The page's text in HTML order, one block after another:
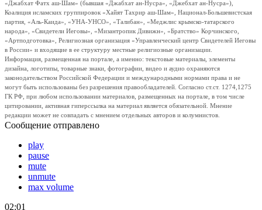
«Джабхат Фатх аш-Шам» (бывшая «Джабхат ан-Нусра», «Джебхат ан-Нусра»),
Коалиция исламских группировок «Хайят Тахрир аш-Шам», Национал-Большевистская
партия, «Аль-Каида», «УНА-УНСО», «Талибан», «Меджлис крымско-татарского
народа», «Свидетели Иеговы», «Мизантропик Дивижн», «Братство» Корчинского,
«Артподготовка», Религиозная организация «Управленческий центр Свидетелей Иеговы
в России» и входящие в ее структуру местные религиозные организации.
Информация, размещенная на портале, а именно: текстовые материалы, элементы
дизайна, логотипы, товарные знаки, фотографии, видео и аудио охраняются
законодательством Российской Федерации и международными нормами права и не
могут быть использованы без разрешения правообладателей. Согласно ст.ст. 1274,1275
ГК РФ, при любом использовании материалов, размещенных на портале, в том числе
цитировании, активная гиперссылка на материал является обязательной. Мнение
редакции может не совпадать с мнением отдельных авторов и колумнистов.
Сообщение отправлено
play
pause
mute
unmute
max volume
02:01